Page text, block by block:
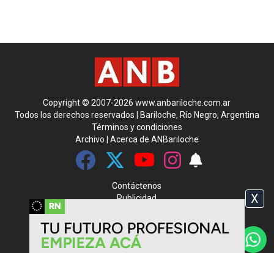
Copyright © 2007-2026 www.anbariloche.com.ar
Todos los derechos reservados | Bariloche, Río Negro, Argentina
Términos y condiciones
Archivo
Acerca de ANBariloche
Contáctenos
Publicidad
Media Kit|Rss
CMS para medios
X